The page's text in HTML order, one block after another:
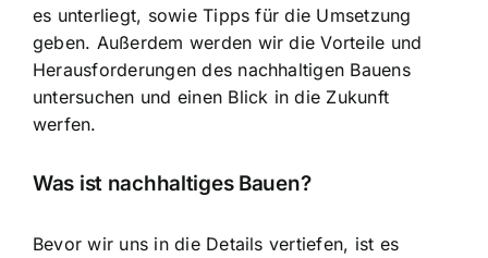
es unterliegt, sowie Tipps für die Umsetzung
geben. Außerdem werden wir die Vorteile und
Herausforderungen des nachhaltigen Bauens
untersuchen und einen Blick in die Zukunft
werfen.
Was ist nachhaltiges Bauen?
Bevor wir uns in die Details vertiefen, ist es